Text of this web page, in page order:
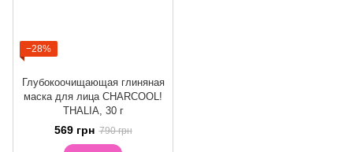
−28%
Глубокоочищающая глиняная
маска для лица CHARCOOL!
THALIA, 30 г
569 грн 790 грн